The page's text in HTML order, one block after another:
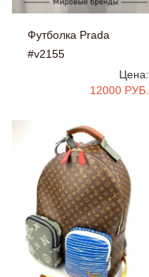
Футболка Prada
#v2155
Цена:
12000 РУБ.